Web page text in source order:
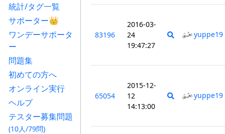
統計/タグ一覧
サポーター👑
ワンデーサポータ
ー
問題集
初めての方へ
オンライン実行
ヘルプ
テスター募集問題
(10人/79問)
83196
2016-03-
24
19:47:27
65054
2015-12-
12
14:13:00